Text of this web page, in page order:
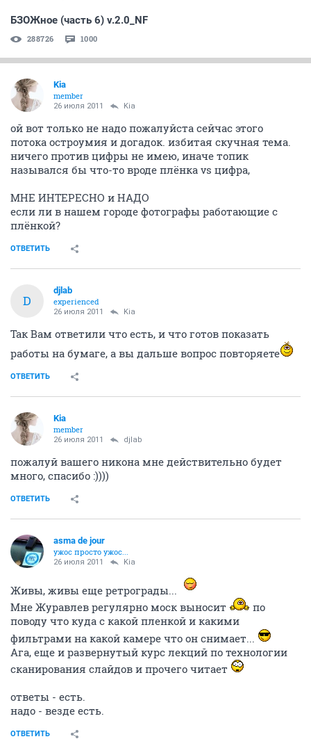
БЗОЖное (часть 6) v.2.0_NF
288726 1000
Kia
member
26 июля 2011 Kia
ой вот только не надо пожалуйста сейчас этого
потока остроумия и догадок. избитая скучная тема.
ничего против цифры не имею, иначе топик
назывался бы что-то вроде плёнка vs цифра,
МНЕ ИНТЕРЕСНО и НАДО
если ли в нашем городе фотографы работающие с
плёнкой?
ОТВЕТИТЬ
D
djlab
experienced
26 июля 2011 Kia
Так Вам ответили что есть, и что готов показать
работы на бумаге, а вы дальше вопрос повторяете
ОТВЕТИТЬ
Kia
member
26 июля 2011 djlab
пожалуй вашего никона мне действительно будет
много, спасибо :))))
ОТВЕТИТЬ
asma de jour
ужос просто ужос...
26 июля 2011 Kia
Живы, живы еще ретрограды...
Мне Журавлев регулярно моск выносит
по
поводу что куда с какой пленкой и какими
фильтрами на какой камере что он снимает...
Ага, еще и развернутый курс лекций по технологии
сканирования слайдов и прочего читает
ответы - есть.
надо - везде есть.
ОТВЕТИТЬ